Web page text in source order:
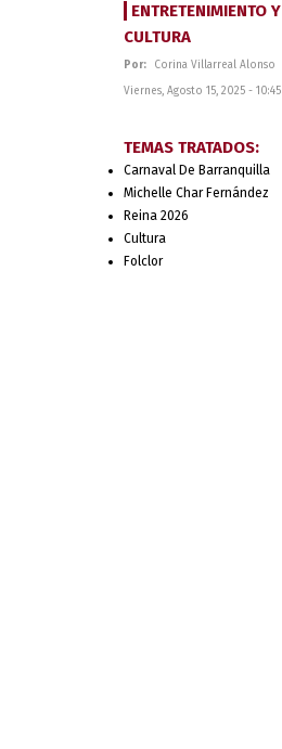
ENTRETENIMIENTO Y
CULTURA
Por:
Corina Villarreal Alonso
Viernes, Agosto 15, 2025 - 10:45
TEMAS TRATADOS:
Carnaval De Barranquilla
Michelle Char Fernández
Reina 2026
Cultura
Folclor